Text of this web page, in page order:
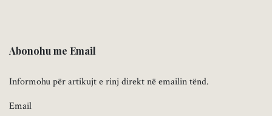
Abonohu me Email
Informohu për artikujt e rinj direkt në emailin tënd.
Email